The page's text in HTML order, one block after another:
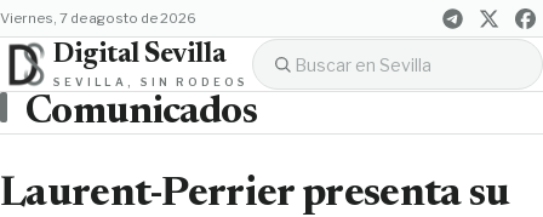
viernes, 7 de agosto de 2026
Digital Sevilla
SEVILLA, SIN RODEOS
Comunicados
Laurent-Perrier presenta su